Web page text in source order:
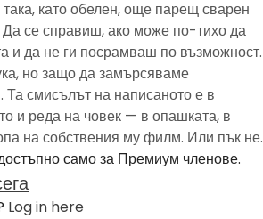
като обелен, още парещ сварен
Да се справиш, ако може по-тихо да
и да не ги посрамваш по възможност.
но защо да замърсяваме
смисълът на написаното е в
и реда на човек — в опашката, в
на собствения му филм. Или пък не.
само за Премиум членове.
Log in here